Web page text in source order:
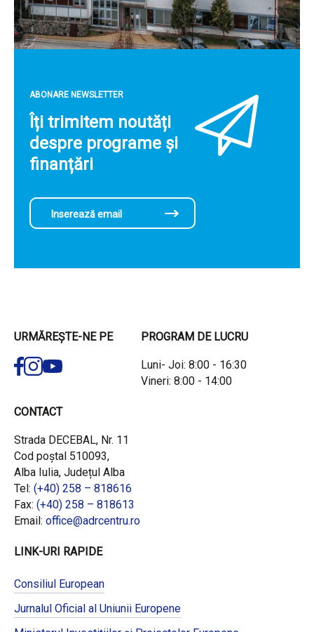
ABONARE NEWSLETTER
Îți trimitem noutăți
despre programe și
finanțări
URMĂREȘTE-NE PE PROGRAM DE LUCRU
Luni- Joi: 8:00 - 16:30
Vineri: 8:00 - 14:00
CONTACT
Strada DECEBAL, Nr. 11
Cod poștal 510093,
Alba Iulia, Județul Alba
Tel: (+40) 258 – 818616
Fax: (+40) 258 – 818613
Email: office@adrcentru.ro
LINK-URI RAPIDE
Consiliul European
Jurnalul Oficial al Uniunii Europene